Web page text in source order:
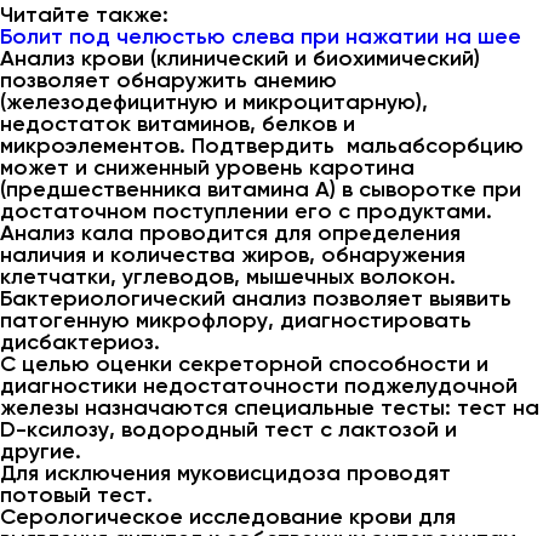
Читайте также:
Болит под челюстью слева при нажатии на шее
Анализ крови (клинический и биохимический)
позволяет обнаружить анемию
(железодефицитную и микроцитарную),
недостаток витаминов, белков и
микроэлементов. Подтвердить мальабсорбцию
может и сниженный уровень каротина
(предшественника витамина А) в сыворотке при
достаточном поступлении его с продуктами.
Анализ кала проводится для определения
наличия и количества жиров, обнаружения
клетчатки, углеводов, мышечных волокон.
Бактериологический анализ позволяет выявить
патогенную микрофлору, диагностировать
дисбактериоз.
С целью оценки секреторной способности и
диагностики недостаточности поджелудочной
железы назначаются специальные тесты: тест на
D-ксилозу, водородный тест с лактозой и
другие.
Для исключения муковисцидоза проводят
потовый тест.
Серологическое исследование крови для